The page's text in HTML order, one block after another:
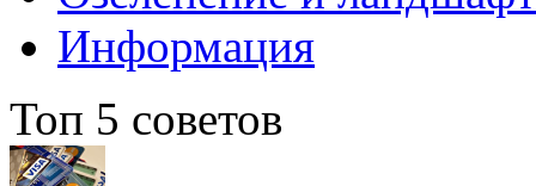
Информация
Топ 5 советов